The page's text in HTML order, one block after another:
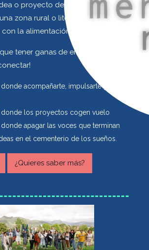
o proyecto de emprendimiento
zona rural o litoral o si está
la alimentación o la madera.
tener ganas de emprender,
acompañarte, impulsarte y
donde los proyectos cogen vuelo
apagar las voces que terminan
en el cementerio de los sueños.
¿Quieres saber más?